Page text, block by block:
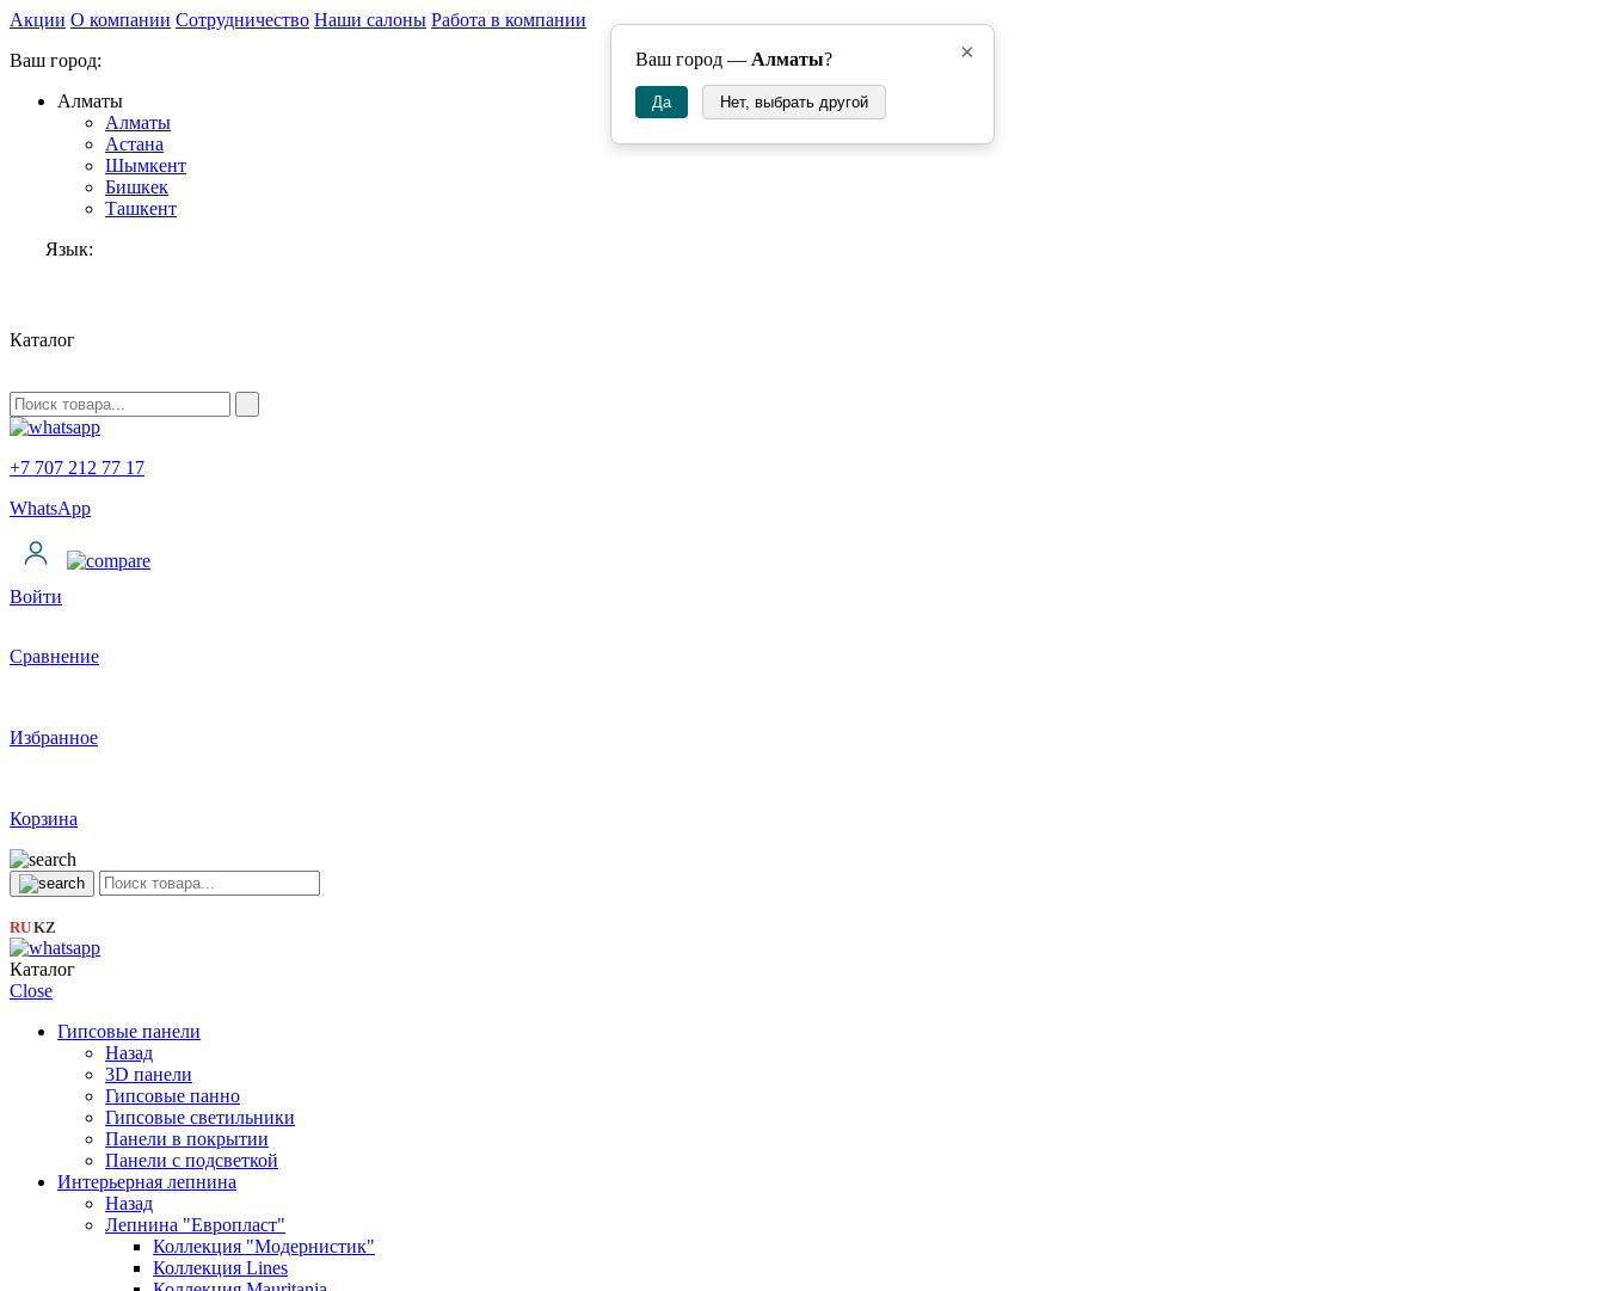
×
Ваш город — Алматы?
Да Нет, выбрать другой
Акции О компании Сотрудничество Наши салоны Работа в компании
Ваш город:
Алматы
Алматы
Астана
Шымкент
Бишкек
Ташкент
Язык:
Каталог
+7 707 212 77 17
WhatsApp
Войти
Сравнение
Избранное
Корзина
RU|KZ
Каталог
Close
Гипсовые панели
Назад
3D панели
Гипсовые панно
Гипсовые светильники
Панели в покрытии
Панели с подсветкой
Интерьерная лепнина
Назад
Лепнина "Европласт"
Коллекция "Модернистик"
Коллекция Lines